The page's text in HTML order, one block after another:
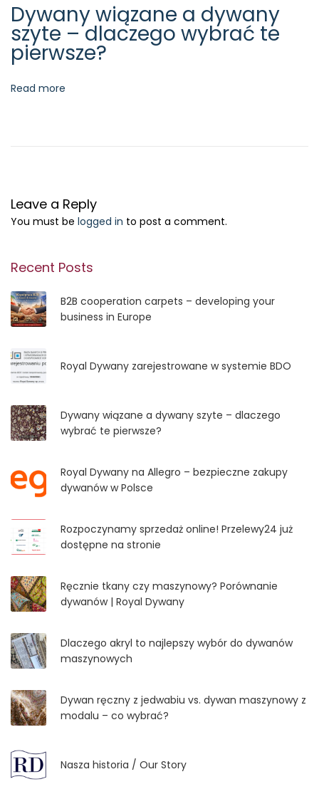
Dywany wiązane a dywany
szyte – dlaczego wybrać te
pierwsze?
Read more
Leave a Reply
You must be logged in to post a comment.
Recent Posts
B2B cooperation carpets – developing your
business in Europe
Royal Dywany zarejestrowane w systemie BDO
Dywany wiązane a dywany szyte – dlaczego
wybrać te pierwsze?
Royal Dywany na Allegro – bezpieczne zakupy
dywanów w Polsce
Rozpoczynamy sprzedaż online! Przelewy24 już
dostępne na stronie
Ręcznie tkany czy maszynowy? Porównanie
dywanów | Royal Dywany
Dlaczego akryl to najlepszy wybór do dywanów
maszynowych
Dywan ręczny z jedwabiu vs. dywan maszynowy z
modalu – co wybrać?
Nasza historia / Our Story